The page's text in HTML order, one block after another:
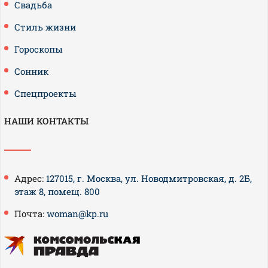
Свадьба
Стиль жизни
Гороскопы
Сонник
Спецпроекты
НАШИ КОНТАКТЫ
Адрес: 127015, г. Москва, ул. Новодмитровская, д. 2Б,
этаж 8, помещ. 800
Почта: woman@kp.ru